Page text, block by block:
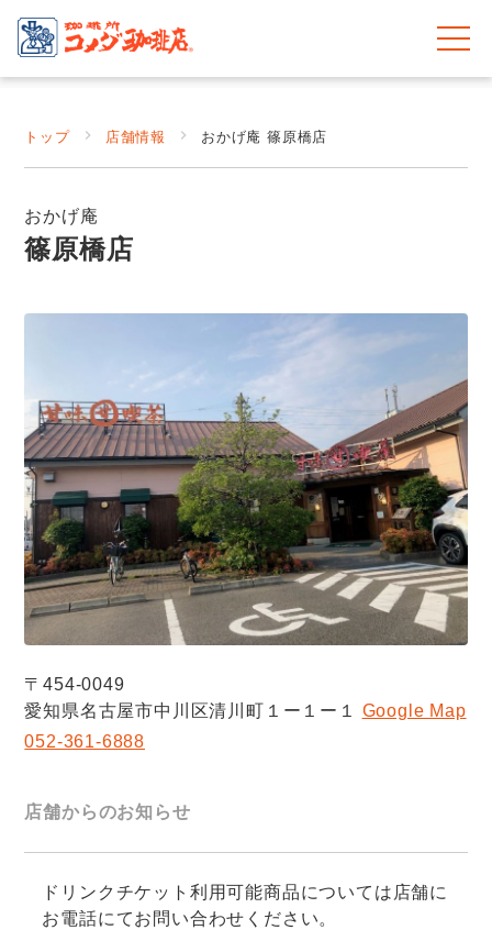
トップ 店舗情報 おかげ庵 篠原橋店
おかげ庵
篠原橋店
〒454-0049
愛知県名古屋市中川区清川町１ー１ー１ Google Map
052-361-6888
店舗からのお知らせ
ドリンクチケット利用可能商品については店舗に
お電話にてお問い合わせください。